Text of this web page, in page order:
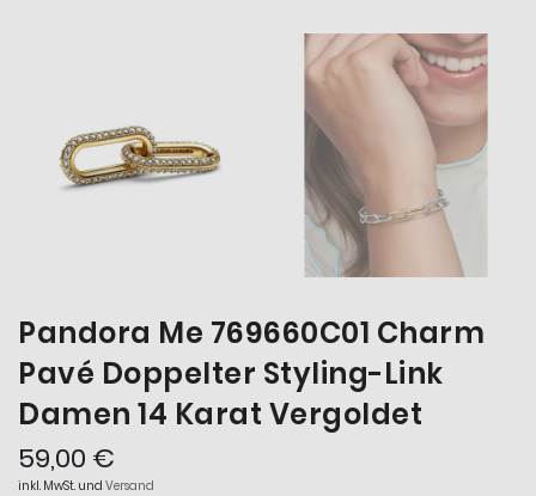
Pandora Me 769660C01 Charm
Pavé Doppelter Styling-Link
Damen 14 Karat Vergoldet
59,00 €
inkl. MwSt. und Versand